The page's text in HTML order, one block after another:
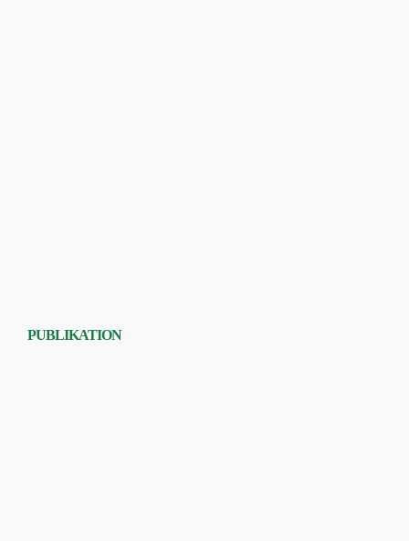
PUBLIKATION